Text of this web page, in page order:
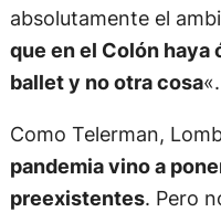
absolutamente el
que en el Colón haya
ballet y no otra cosa«.
Como Telerman,
pandemia vino a
preexistentes. Pero